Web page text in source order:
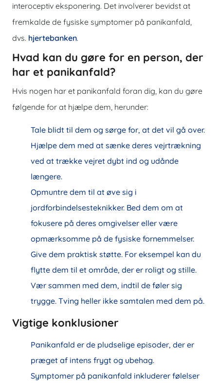
interoceptiv eksponering. Det involverer bevidst at
fremkalde de fysiske symptomer på panikanfald,
dvs. hjertebanken.
Hvad kan du gøre for en person, der
har et panikanfald?
Hvis nogen har et panikanfald foran dig, kan du gøre
følgende for at hjælpe dem, herunder:
Tale blidt til dem og sørge for, at det vil gå over.
Hjælpe dem med at sænke deres vejrtrækning
ved at trække vejret dybt ind og udånde
længere.
Opmuntre dem til at øve sig i
jordforbindelsesteknikker. Bed dem om at
fokusere på deres omgivelser eller være
opmærksomme på de fysiske fornemmelser.
Give dem praktisk støtte. For eksempel kan du
flytte dem til et område, der er roligt og stille.
Vær sammen med dem, indtil de føler sig
trygge. Tving heller ikke samtalen med dem på.
Vigtige konklusioner
Panikanfald er de pludselige episoder, der er
præget af intens frygt og ubehag.
Symptomer på panikanfald inkluderer følelser